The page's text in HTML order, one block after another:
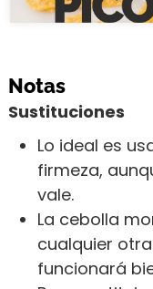
Notas
Sustituciones
Lo ideal es
firmeza,
vale.
La cebolla
cualquier
funcionará